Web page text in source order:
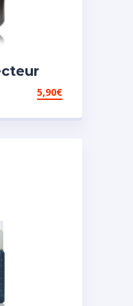
5,90€